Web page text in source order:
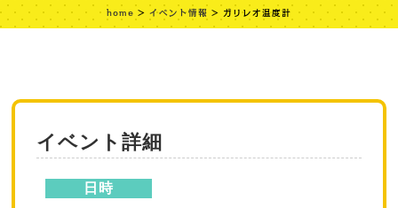
home > イベント情報 > ガリレオ温度計
イベント詳細
日時